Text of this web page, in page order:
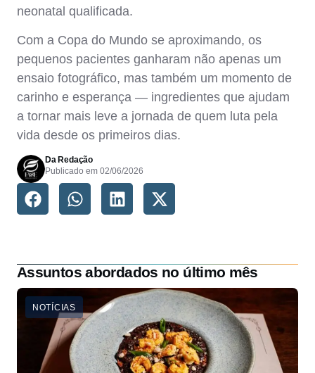
neonatal qualificada.
Com a Copa do Mundo se aproximando, os
pequenos pacientes ganharam não apenas um
ensaio fotográfico, mas também um momento de
carinho e esperança — ingredientes que ajudam
a tornar mais leve a jornada de quem luta pela
vida desde os primeiros dias.
Da Redação
Publicado em 02/06/2026
Assuntos abordados no último mês
NOTÍCIAS